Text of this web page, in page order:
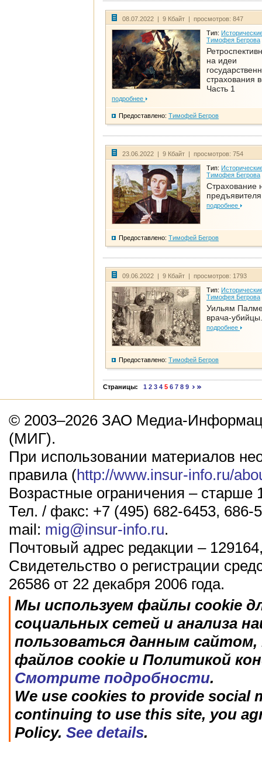
08.07.2022 | 9 Кбайт | просмотров: 847
Тип:
Тимофея Бегрова
на идеи
страхования
Часть 1
подробнее
Предоставлено: Тимофей Бегров
23.06.2022 | 9 Кбайт | просмотров: 754
Тип:
Тимофея Бегрова
Страхование
предъявителя
подробнее
Предоставлено: Тимофей Бегров
09.06.2022 | 9 Кбайт | просмотров: 1793
Тип:
Тимофея Бегрова
Уильям
врача-
подробнее
Предоставлено: Тимофей Бегров
Страницы: 1 2 3 4 5 6 7 8 9
© 2003–2026 ЗАО Медиа-
(МИГ).
При использовании материалов
правила (http://www.insur-info.ru/
Возрастные ограничения – старше
Тел. / факс: +7 (495) 682-6453, 686-
mail: mig@insur-info.ru.
Почтовый адрес редакции –
Свидетельство о регистрации
26586 от 22 декабря 2006 года.
Мы используем файлы cookie
социальных сетей и анализа
пользоваться данным
файлов cookie и Политикой
Смотрите подробности.
We use cookies to provide social
continuing to use this site, you
Policy. See details.